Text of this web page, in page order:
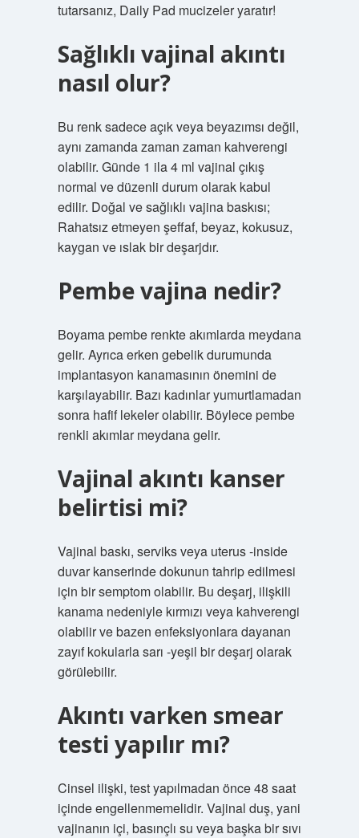
tutarsanız, Daily Pad mucizeler yaratır!
Sağlıklı vajinal akıntı
nasıl olur?
Bu renk sadece açık veya beyazımsı değil,
aynı zamanda zaman zaman kahverengi
olabilir. Günde 1 ila 4 ml vajinal çıkış
normal ve düzenli durum olarak kabul
edilir. Doğal ve sağlıklı vajina baskısı;
Rahatsız etmeyen şeffaf, beyaz, kokusuz,
kaygan ve ıslak bir deşarjdır.
Pembe vajina nedir?
Boyama pembe renkte akımlarda meydana
gelir. Ayrıca erken gebelik durumunda
implantasyon kanamasının önemini de
karşılayabilir. Bazı kadınlar yumurtlamadan
sonra hafif lekeler olabilir. Böylece pembe
renkli akımlar meydana gelir.
Vajinal akıntı kanser
belirtisi mi?
Vajinal baskı, serviks veya uterus -inside
duvar kanserinde dokunun tahrip edilmesi
için bir semptom olabilir. Bu deşarj, ilişkili
kanama nedeniyle kırmızı veya kahverengi
olabilir ve bazen enfeksiyonlara dayanan
zayıf kokularla sarı -yeşil bir deşarj olarak
görülebilir.
Akıntı varken smear
testi yapılır mı?
Cinsel ilişki, test yapılmadan önce 48 saat
içinde engellenmemelidir. Vajinal duş, yani
vajinanın içi, basınçlı su veya başka bir sıvı